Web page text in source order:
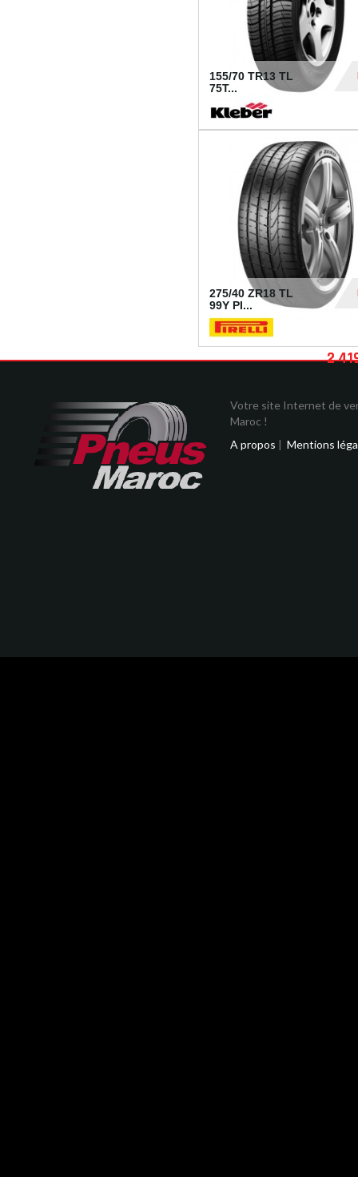
155/70 TR13 TL
75T...
275/40 ZR18 TL
99Y PI...
2
Votre site Internet de
Maroc !
A propos | Mentions